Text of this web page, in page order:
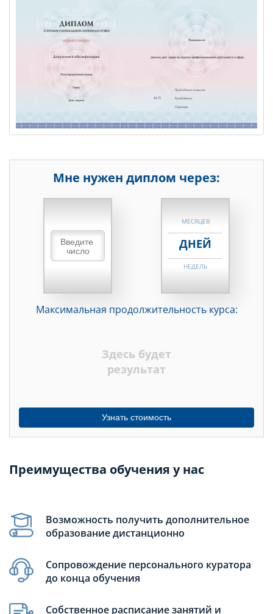
Мне нужен диплом через:
НЕДЕЛЬ
МЕСЯЦЕВ
ДНЕЙ
НЕДЕЛЬ
ДНЕЙ
Максимальная продолжительность курса:
Здесь будет
результат
Узнать стоимость
Преимущества обучения у нас
Возможность получить дополнительное
образование дистанционно
Сопровождение персонального куратора
до конца обучения
Собственное расписание занятий и